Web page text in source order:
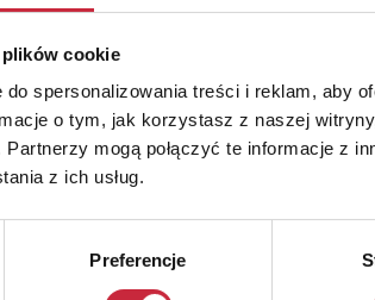
cookie
spersonalizowania treści i reklam, aby
o tym, jak korzystasz z naszej
mogą połączyć te informacje z
z ich usług.
Preferencje